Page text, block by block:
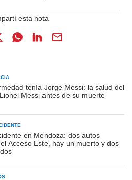
tenía Jorge Messi: la salud del
Messi antes de su muerte
en Mendoza: dos autos
Acceso Este, hay un muerto y dos